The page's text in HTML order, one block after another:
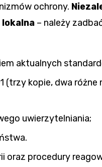
ochrony.
– należy
aktualnych
kopie, dwa różne
uwierzytelniania;
oraz procedury